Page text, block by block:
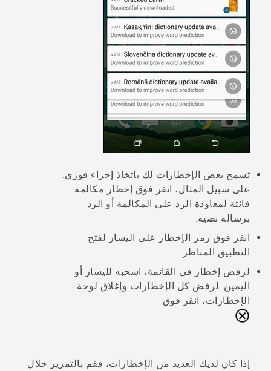
تسمح بعض الإخطارات لك باتخاذ إجراء فوري.
على سبيل المثال، انقر فوق إخطار مكالمة
فائتة لمعاودة الرد على المكالمة أو الرد
برسالة نصية.
انقر فوق رمز الإخطار على اليسار لفتح
التطبيق المناظر.
لرفض إخطار في القائمة، اسحبه لليسار أو
اليمين. لرفض كل الإخطارات وإغلاق لوحة
الإخطارات، انقر فوق
إذا كان لديك العديد من الإخطارات، فقم بالتمرير خلال